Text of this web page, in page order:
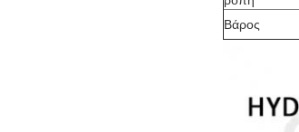
Βάρος